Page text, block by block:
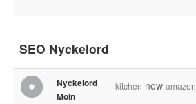
SEO Nyckelord
Nyckelord
Moln
kitchen now amazon